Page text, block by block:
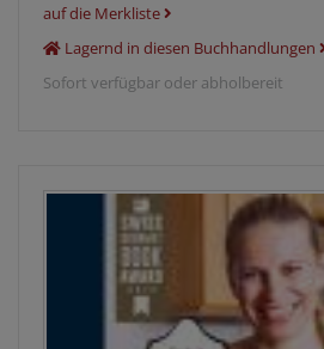
auf die Merkliste
Lagernd in diesen Buchhandlungen
Sofort verfügbar oder abholbereit